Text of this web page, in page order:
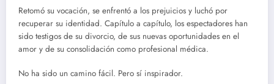
Retomó su vocación, se enfrentó a los prejuicios y luchó por
recuperar su identidad. Capítulo a capítulo, los espectadores han
sido testigos de su divorcio, de sus nuevas oportunidades en el
amor y de su consolidación como profesional médica.
No ha sido un camino fácil. Pero sí inspirador.